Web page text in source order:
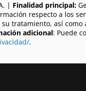
| Finalidad principal:
respecto a los
tratamiento, así
adicional: Puede
.